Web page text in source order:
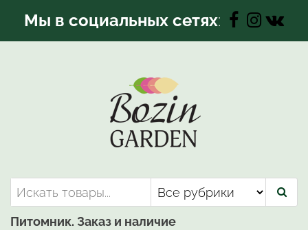
Мы в социальных сетях:
Bozin-Garden | Садовый центр
Садовый центр, Растения
для вашего сада
Питомник. Заказ и наличие